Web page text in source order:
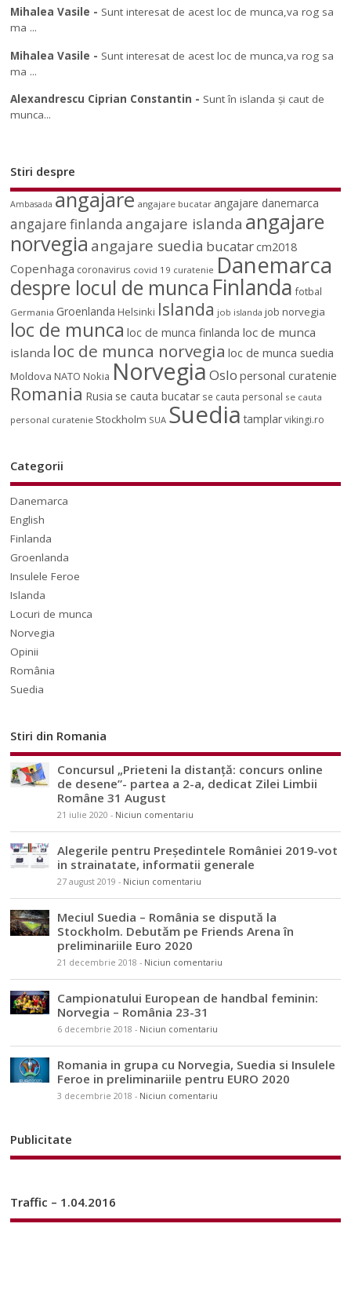
Mihalea Vasile - Sunt interesat de acest loc de munca,va rog sa
ma ...
Mihalea Vasile - Sunt interesat de acest loc de munca,va rog sa
ma ...
Alexandrescu Ciprian Constantin - Sunt în islanda și caut de
munca...
Stiri despre
Ambasada angajare angajare bucatar angajare danemarca
angajare finlanda angajare islanda angajare
norvegia angajare suedia bucatarcm2018
Copenhaga coronavirus covid 19 curatenie Danemarca
despre locul de munca Finlanda fotbal
Germania Groenlanda Helsinki Islanda job islanda job norvegia
loc de munca loc de munca finlanda loc de munca
islanda loc de munca norvegia loc de munca suedia
Moldova NATO Nokia NorvegiaOslo personal curatenie
Romania Rusia se cauta bucatar se cauta personal se cauta
personal curatenie Stockholm SUA Suedia tamplar vikingi.ro
Categorii
Danemarca
English
Finlanda
Groenlanda
Insulele Feroe
Islanda
Locuri de munca
Norvegia
Opinii
România
Suedia
Stiri din Romania
Concursul „Prieteni la distanță: concurs online
de desene”- partea a 2-a, dedicat Zilei Limbii
Române 31 August
21 iulie 2020 - Niciun comentariu
Alegerile pentru Președintele României 2019-vot
in strainatate, informatii generale
27 august 2019 - Niciun comentariu
Meciul Suedia – România se dispută la
Stockholm. Debutăm pe Friends Arena în
preliminariile Euro 2020
21 decembrie 2018 - Niciun comentariu
Campionatului European de handbal feminin:
Norvegia – România 23-31
6 decembrie 2018 - Niciun comentariu
Romania in grupa cu Norvegia, Suedia si Insulele
Feroe in preliminariile pentru EURO 2020
3 decembrie 2018 - Niciun comentariu
Publicitate
Traffic – 1.04.2016